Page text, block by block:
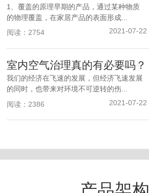
1、覆盖的原理早期的产品，通过某种物质
的物理覆盖，在家居产品的表面形成...
2021-07-22
阅读：2754
室内空气治理真的有必要吗？
我们的经济在飞速的发展，但经济飞速发展
的同时，也带来对环境不可逆转的伤...
2021-07-22
阅读：2386